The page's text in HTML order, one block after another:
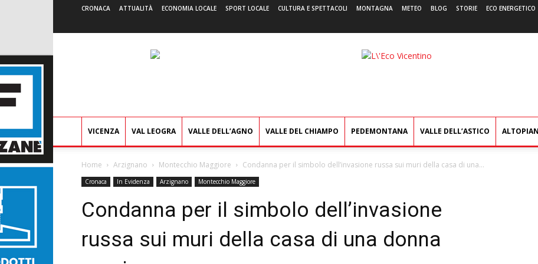
CRONACA ATTUALITÀ ECONOMIA LOCALE SPORT LOCALE CULTURA E SPETTACOLI MONTAGNA METEO BLOG STORIE ECO ENERGETICO
L'Eco
VICENZA VAL LEOGRA VALLE DELL’AGNO VALLE DEL CHIAMPO PEDEMONTANA VALLE DELL’ASTICO
Home Arzignano Montecchio Maggiore Condanna per il simbolo dell’invasione russa sui muri della casa di una...
Cronaca In Evidenza Arzignano Montecchio Maggiore
Condanna per il simbolo dell’invasione
russa sui muri della casa di una donna